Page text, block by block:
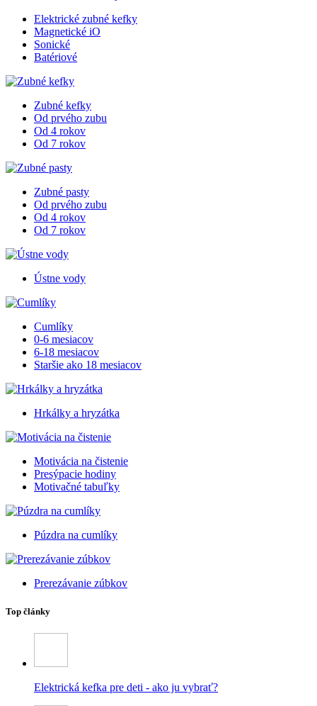
Elektrické zubné kefky
Magnetické iO
Sonické
Batériové
Zubné kefky
Od prvého zubu
Od 4 rokov
Od 7 rokov
Zubné pasty
Od prvého zubu
Od 4 rokov
Od 7 rokov
Ústne vody
Cumlíky
0-6 mesiacov
6-18 mesiacov
Staršie ako 18 mesiacov
Hrkálky a hryzátka
Motivácia na čistenie
Presýpacie hodiny
Motivačné tabuľky
Púzdra na cumlíky
Prerezávanie zúbkov
Top články
Elektrická kefka pre deti - ako ju vybrať?